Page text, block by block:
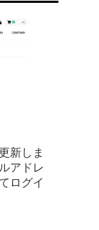
新しま
アドレ
ログイ